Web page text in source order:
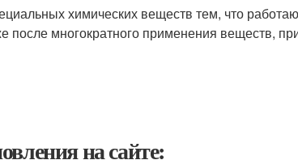
химических веществ тем, что
многократного применения веществ,
на сайте: